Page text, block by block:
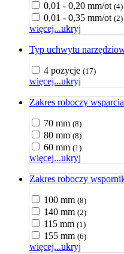
0,01 - 0,20 mm/ot (4)
0,01 - 0,35 mm/ot (2)
więcej...ukryj
Typ uchwytu
4 pozycje (17)
więcej...ukryj
Zakres roboczy
70 mm (8)
80 mm (8)
60 mm (1)
więcej...ukryj
Zakres roboczy
100 mm (8)
140 mm (2)
115 mm (1)
155 mm (6)
więcej...ukryj